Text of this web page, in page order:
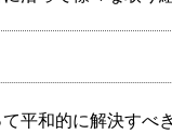
平和的に解決す